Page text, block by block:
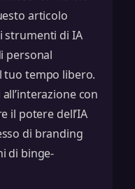
articolo
strumenti di IA
personal
tuo tempo libero.
con
il potere dell’IA
di branding
di binge-